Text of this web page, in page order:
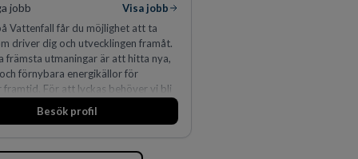
jobb
Visa jobb
Vattenfall får du möjlighet att ta
driver dig och utvecklingen framåt.
främsta utmaningar är att hitta nya,
förnybara energikällor för
framtid. För att lyckas behöver vi bli
som vill göra skillnad.
Besök profil